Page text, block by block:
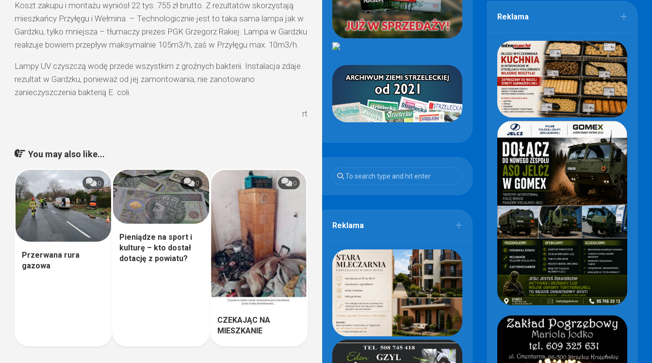
Koszt zakupu i montażu wyniósł 22 tys. 755 zł brutto. Z rezultatów skorzystają
mieszkańcy Przyłęgu i Wełmina. – Technologicznie jest to taka sama lampa jak w
Gardzku, tylko mniejsza – tłumaczy prezes PGK Grzegorz Rakiej. Lampa w Gardzku
realizuje bowiem przepływ maksymalnie 105m3/h, zaś w Przyłęgu max. 10m3/h.
Lampy UV czyszczą wodę przede wszystkim z groźnych bakterii. Instalacja zdaje
rezultat w Gardzku, ponieważ od jej zamontowania, nie zanotowano
zanieczyszczenia bakterią E. coli.
rt
You may also like...
0
Przerwana rura
gazowa
0
Pieniądze na sport i
kulturę – kto dostał
dotację z powiatu?
0
CZEKAJĄC NA
MIESZKANIE
Reklama
Reklama